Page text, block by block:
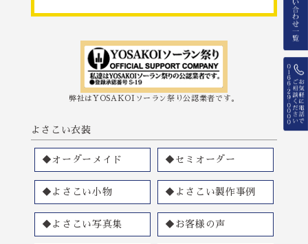
弊社はYOSAKOIソーラン祭り公認業者です。
よさこい衣装
◆オーダーメイド ◆セミオーダー
◆よさこい小物 ◆よさこい製作事例
◆よさこい写真集 ◆お客様の声